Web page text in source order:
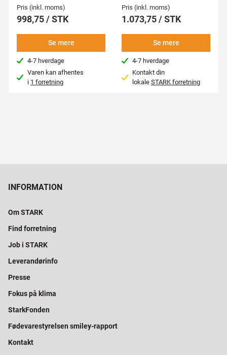
Pris (inkl. moms)
998,75 / STK
Se mere
4-7 hverdage
Varen kan afhentes
i 1 forretning
Pris (inkl. moms)
1.073,75 / STK
Se mere
4-7 hverdage
Kontakt din
lokale STARK forretning
INFORMATION
Om STARK
Find forretning
Job i STARK
Leverandørinfo
Presse
Fokus på klima
StarkFonden
Fødevarestyrelsen smiley-rapport
Kontakt